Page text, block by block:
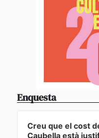
Enquesta
Creu que el cost
Caubella està